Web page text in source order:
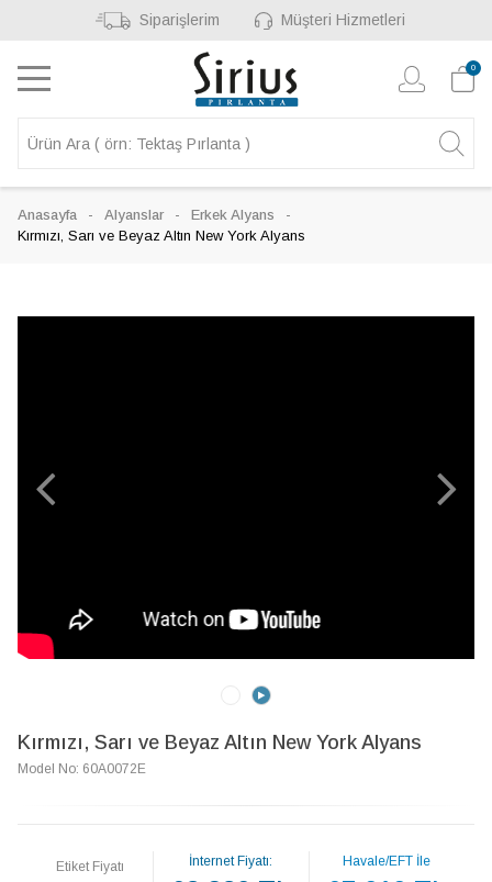
Siparişlerim Müşteri Hizmetleri
0
Anasayfa Alyanslar
Erkek Alyans
Kırmızı, Sarı ve Beyaz Altın New York Alyans
Kırmızı, Sarı ve Beyaz Altın New York Alyans
Model No: 60A0072E
Etiket Fiyatı İnternet Fiyatı: Havale/EFT İle